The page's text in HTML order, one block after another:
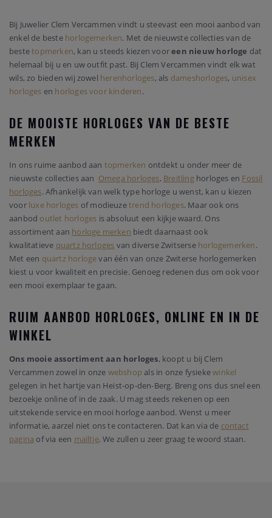
Bij Juwelier Clem Vercammen vindt u steevast een mooi aanbod van
enkel de beste horlogemerken. Met de nieuwste collecties van de
bestetopmerken, kan u steeds kiezen vooreen nieuw horloge dat
helemaal bij u en uw outfit past. Bij Clem Vercammen vindt elk wat
wils, zo bieden wij zowel herenhorloges, als dameshorloges, unisex
horloges en horloges voor kinderen.
DE MOOISTE HORLOGES VAN DE BESTE
MERKEN
In ons ruime aanbod aan topmerken ontdekt u onder meer de
nieuwste collecties aan Omega horloges, Breitlinghorloges en Fossil
horloges. Afhankelijk van welk type horloge u wenst, kan u kiezen
voor luxe horloges of modieuzetrend horloges. Maar ook ons
aanbod outlet horloges is absoluut een kijkje waard. Ons
assortiment aan horloge merken biedt daarnaast ook
kwalitatieve quartz horloges van diverse Zwitserse horlogemerken.
Met een quartz horlogevan één van onze Zwiterse horlogemerken
kiest u voor kwaliteit en precisie. Genoeg redenen dus om ook voor
een mooi exemplaar te gaan.
RUIM AANBOD HORLOGES, ONLINE EN IN DE
WINKEL
Ons mooie assortiment aan horloges, koopt u bij Clem
Vercammen zowel in onze webshop als in onze fysiekewinkel
gelegen in het hartje van Heist-op-den-Berg. Breng ons dus snel een
bezoekje online of in de zaak. U mag steeds rekenen op een
uitstekende service en mooi horloge aanbod. Wenst u meer
informatie, aarzel niet ons te contacteren. Dat kan via de contact
pagina of via een mailtje. We zullen u zeer graag te woord staan.